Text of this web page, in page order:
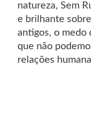
natureza, Sem
e brilhante
antigos, o medo
que não
relações